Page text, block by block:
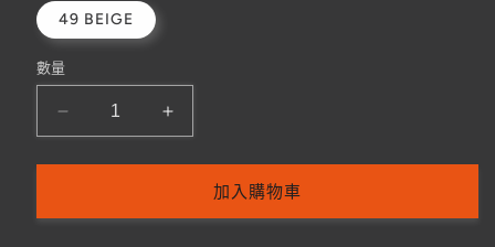
49 BEIGE
數量
MIZUNO
MEN
CHINO
(HALF
MIZUNO
MEN
CHINO
PANTS
(HALF
加入購物車